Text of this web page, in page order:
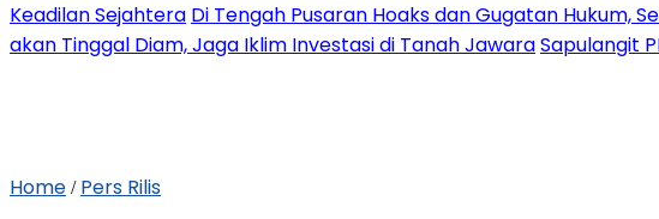
Keadilan Sejahtera Di Tengah Pusaran Hoaks dan Gugatan Hukum,
akan Tinggal Diam, Jaga Iklim Investasi di Tanah JawaraSapulangit
Home / Pers Rilis